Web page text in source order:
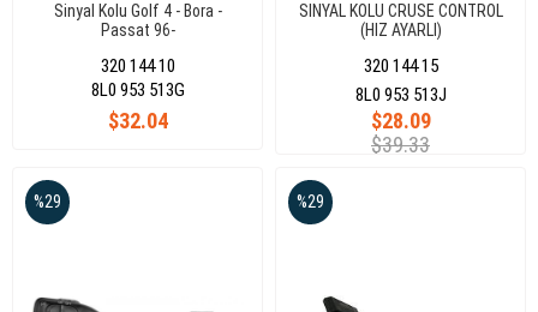
Sinyal Kolu Golf 4 - Bora -
Passat 96-
320 144 10
$32.04
8L0 953 513G
SINYAL KOLU CRUSE CONTROL
(HIZ AYARLI)
320 144 15
$28.09
$39.33
8L0 953 513J
%29 %29